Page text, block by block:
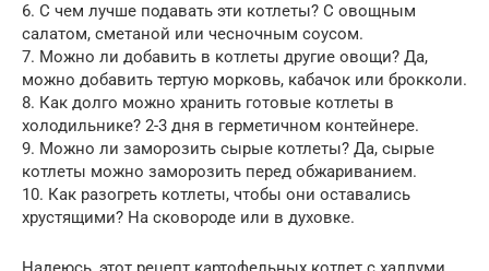
6. С чем лучше подавать эти котлеты? С овощным
салатом, сметаной или чесночным соусом.
7. Можно ли добавить в котлеты другие овощи? Да,
можно добавить тертую морковь, кабачок или брокколи.
8. Как долго можно хранить готовые котлеты в
холодильнике? 2-3 дня в герметичном контейнере.
9. Можно ли заморозить сырые котлеты? Да, сырые
котлеты можно заморозить перед обжариванием.
10. Как разогреть котлеты, чтобы они оставались
хрустящими? На сковороде или в духовке.